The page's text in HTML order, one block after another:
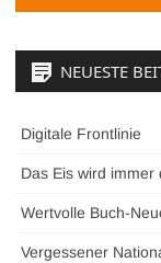
NEUESTE
Digitale Frontlinie
Das Eis wird immer
Wertvolle Buch-
Vergessener